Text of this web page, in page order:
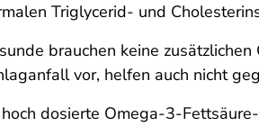
Triglycerid- und
brauchen keine
vor, helfen auch nicht
dosierte Omega-3-